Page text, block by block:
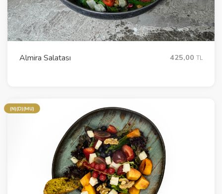
Almira Salatası 425,00 TL
(N)(D)(MU)